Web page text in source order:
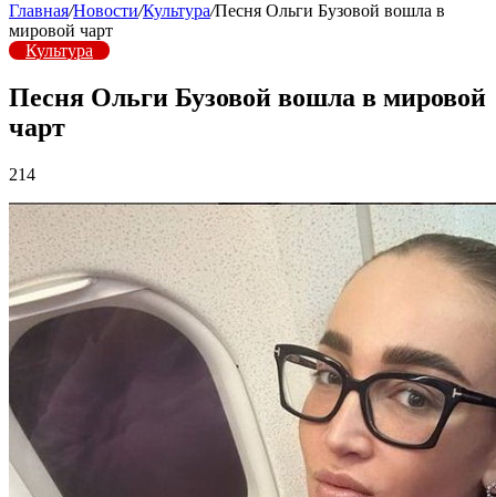
Главная/Новости/Культура/Песня Ольги Бузовой вошла в
мировой чарт
Культура
Песня Ольги Бузовой вошла в мировой
чарт
214